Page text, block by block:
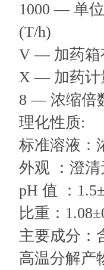
1000 — 单
(T/h)
V — 加药箱
X — 加药计
8 — 浓缩倍
理化性质:
标准溶液：
外观 ：澄
pH 值 ：
比重：
主要成分：
高温分解产